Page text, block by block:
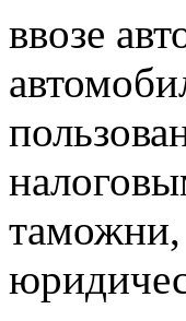
ввозе
таможни,